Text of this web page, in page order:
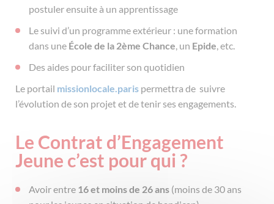
postuler ensuite à un apprentissage
Le suivi d’un programme extérieur : une formation
dans une École de la 2ème Chance, un Epide, etc.
Des aides pour faciliter son quotidien
Le portail missionlocale.paris permettra de suivre
l’évolution de son projet et de tenir ses engagements.
Le Contrat d’Engagement
Jeune c’est pour qui ?
Avoir entre 16 et moins de 26 ans (moins de 30 ans